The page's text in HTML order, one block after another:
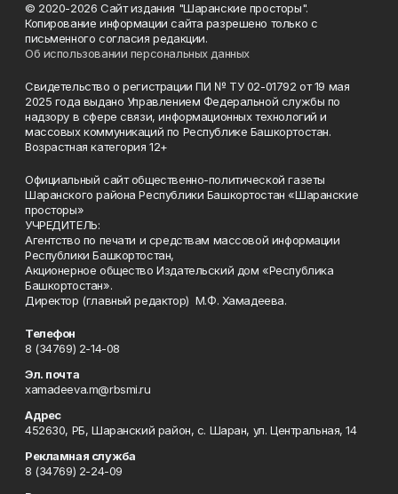
© 2020-2026 Сайт издания "Шаранские просторы".
Копирование информации сайта разрешено только с
письменного согласия редакции.
Об использовании персональных данных
Свидетельство о регистрации ПИ № ТУ 02-01792 от 19 мая
2025 года выдано Управлением Федеральной службы по
надзору в сфере связи, информационных технологий и
массовых коммуникаций по Республике Башкортостан.
Возрастная категория 12+
Официальный сайт общественно-политической газеты
Шаранского района Республики Башкортостан «Шаранские
просторы»
УЧРЕДИТЕЛЬ:
Агентство по печати и средствам массовой информации
Республики Башкортостан,
Акционерное общество Издательский дом «Республика
Башкортостан».
Директор (главный редактор) М.Ф. Хамадеева.
Телефон
8 (34769) 2-14-08
Эл. почта
xamadeeva.m@rbsmi.ru
Адрес
452630, РБ, Шаранский район, с. Шаран, ул. Центральная, 14
Рекламная служба
8 (34769) 2-24-09